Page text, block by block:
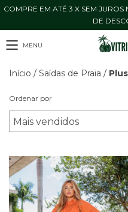
COMPRE EM ATÉ 3 X SEM
DE
MENU
Início / Saídas de Praia /
Ordenar por